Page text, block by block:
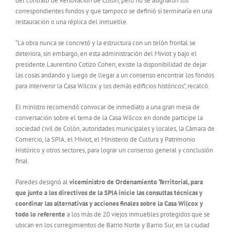
correspondientes fondos y que tampoco se definió sí terminaría en una
restauración o una réplica del inmueble.
“La obra nunca se concretó y la estructura con un telón frontal se
deteriora, sin embargo, en esta administración del Miviot y bajo el
presidente Laurentino Cotizo Cohen, existe la disponibilidad de dejar
las cosas andando y luego de llegar a un consenso encontrar los fondos
para intervenir la Casa Wilcox y los demás edificios históricos”, recalcó.
El ministro recomendó convocar de inmediato a una gran mesa de
conversación sobre el tema de la Casa Wilcox en donde participe la
sociedad civil de Colón, autoridades municipales y locales, la Cámara de
Comercio, la SPIA, el Miviot, el Ministerio de Cultura y Patrimonio
Histórico y otros sectores, para lograr un consenso general y conclusión
final.
Paredes designó alviceministro de Ordenamiento Territorial, para
que junto a los directivos de la SPIA inicie las consultas técnicas y
coordinar las alternativas y acciones finales sobre la Casa Wilcox y
todo lo referente a los más de 20 viejos inmuebles protegidos que se
ubican en los corregimientos de Barrio Norte y Barrio Sur, en la ciudad